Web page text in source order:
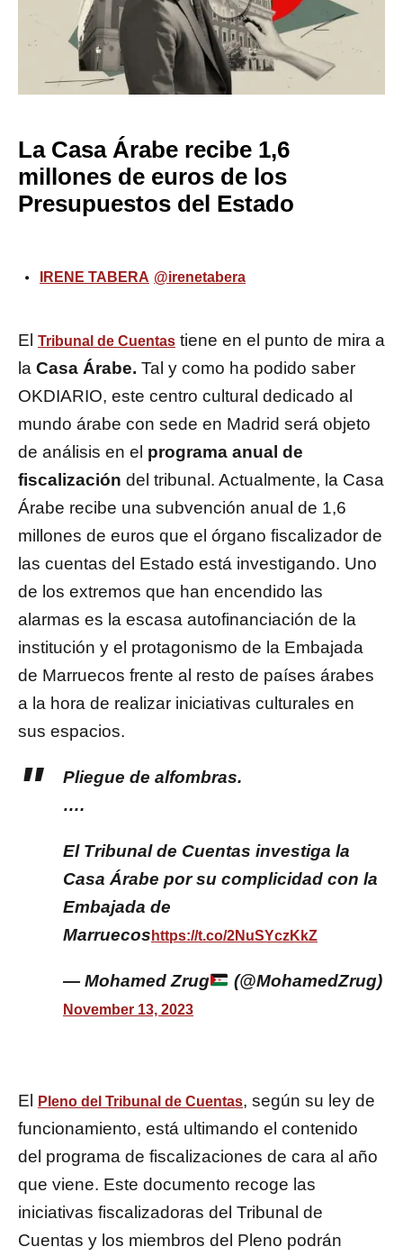
La Casa Árabe recibe 1,6
millones de euros de los
Presupuestos del Estado
IRENE TABERA @irenetabera
El Tribunal de Cuentas tiene en el punto de mira a
la Casa Árabe. Tal y como ha podido saber
OKDIARIO, este centro cultural dedicado al
mundo árabe con sede en Madrid será objeto
de análisis en el programa anual de
fiscalización del tribunal. Actualmente, la Casa
Árabe recibe una subvención anual de 1,6
millones de euros que el órgano fiscalizador de
las cuentas del Estado está investigando. Uno
de los extremos que han encendido las
alarmas es la escasa autofinanciación de la
institución y el protagonismo de la Embajada
de Marruecos frente al resto de países árabes
a la hora de realizar iniciativas culturales en
sus espacios.
Pliegue de alfombras.
….
El Tribunal de Cuentas investiga la
Casa Árabe por su complicidad con la
Embajada de
Marruecos https://t.co/2NuSYczKkZ
— Mohamed Zrug (@MohamedZrug)
November 13, 2023
El Pleno del Tribunal de Cuentas, según su ley de
funcionamiento, está ultimando el contenido
del programa de fiscalizaciones de cara al año
que viene. Este documento recoge las
iniciativas fiscalizadoras del Tribunal de
Cuentas y los miembros del Pleno podrán